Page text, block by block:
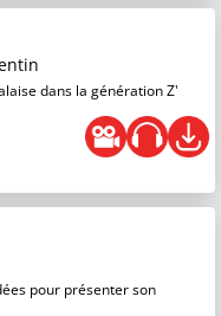
dans la génération Z'
pour présenter son